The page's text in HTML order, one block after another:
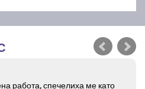
работа, спечелиха ме като